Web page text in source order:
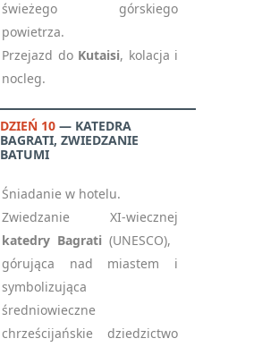
świeżego górskiego
powietrza.
Przejazd do Kutaisi, kolacja i
nocleg.
DZIEŃ 10
KATEDRA
BAGRATI, ZWIEDZANIE
BATUMI
Śniadanie w hotelu.
Zwiedzanie XI-wiecznej
katedry Bagrati (UNESCO),
górująca nad miastem i
symbolizująca
średniowieczne
chrześcijańskie dziedzictwo